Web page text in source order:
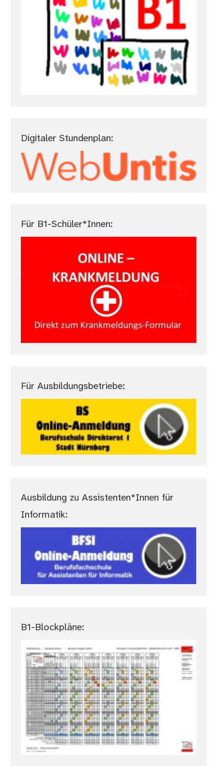
Digitaler Stundenplan:
Für B1-Schüler*Innen:
Für Ausbildungsbetriebe:
Ausbildung zu Assistenten*Innen für
Informatik:
B1-Blockpläne: